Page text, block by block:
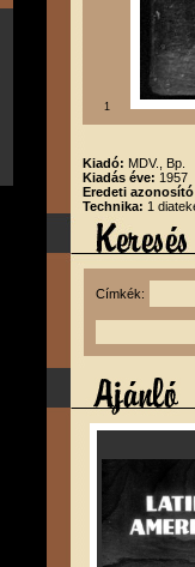
1
Kiadó: MDV., Bp.
Kiadás éve: 1957
Eredeti
Technika: 1
Címkék: